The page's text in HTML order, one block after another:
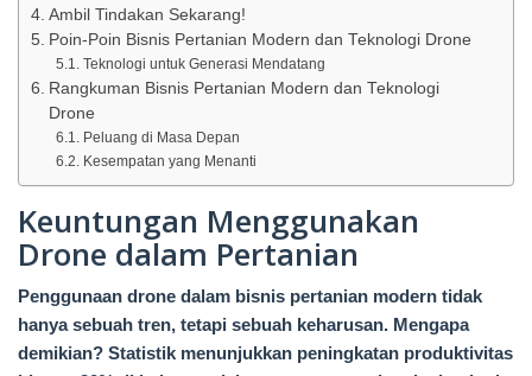
Ambil Tindakan Sekarang!
Poin-Poin Bisnis Pertanian Modern dan Teknologi Drone
Teknologi untuk Generasi Mendatang
Rangkuman Bisnis Pertanian Modern dan Teknologi
Drone
Peluang di Masa Depan
Kesempatan yang Menanti
Keuntungan Menggunakan
Drone dalam Pertanian
Penggunaan drone dalam bisnis pertanian modern tidak
hanya sebuah tren, tetapi sebuah keharusan. Mengapa
demikian? Statistik menunjukkan peningkatan produktivitas